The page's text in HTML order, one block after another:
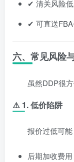
✔ 清关风险低
✔ 可直送
六、常见风险
虽然DDP很
⚠️ 1. 低价陷阱
报价过低可能
后期加收费用